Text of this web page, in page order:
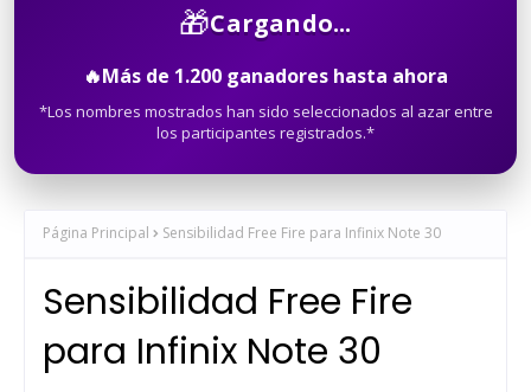
🎁Cargando...
🔥Más de 1.200 ganadores hasta ahora
*Los nombres mostrados han sido seleccionados al azar entre
los participantes registrados.*
Página Principal Sensibilidad Free Fire para Infinix Note 30
Sensibilidad Free Fire
para Infinix Note 30